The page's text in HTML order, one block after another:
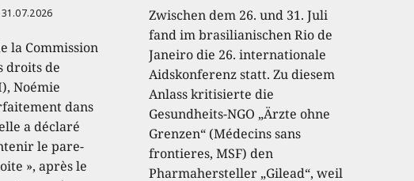
31.07.2026
la Commission
droits de
Noémie
dans
a déclaré
le pare-
», après le
Zwischen dem 26. und 31. Juli
fand im brasilianischen Rio de
Janeiro die 26. internationale
Aidskonferenz statt. Zu diesem
Anlass kritisierte die
Gesundheits-NGO „Ärzte ohne
Grenzen“ (Médecins sans
frontieres, MSF) den
Pharmahersteller „Gilead“, weil